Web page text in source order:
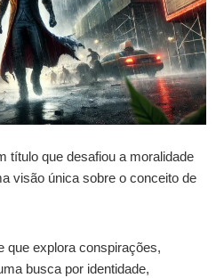
título que desafiou a moralidade
visão única sobre o conceito de
que explora conspirações,
busca por identidade,